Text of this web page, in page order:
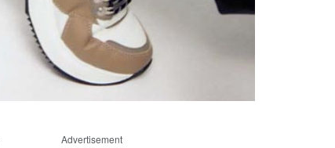
Advertisement